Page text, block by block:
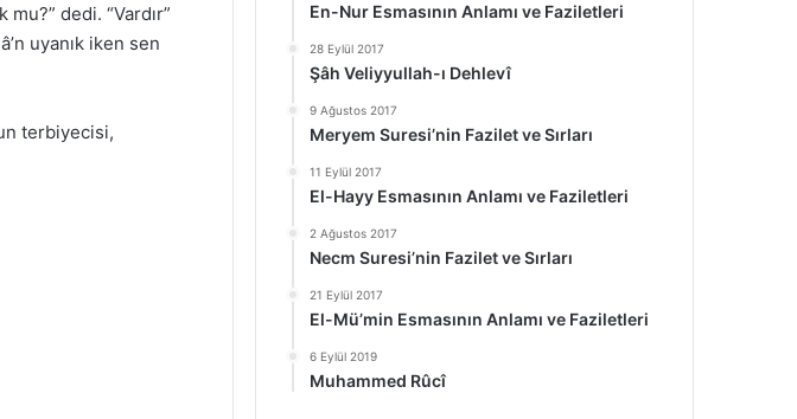
mu?” dedi. “Vardır”
uyanık iken sen
terbiyecisi,
En-Nur Esmasının Anlamı ve Faziletleri
28 Eylül 2017
Şâh Veliyyullah-ı Dehlevî
9 Ağustos 2017
Meryem Suresi’nin Fazilet ve Sırları
11 Eylül 2017
El-Hayy Esmasının Anlamı ve Faziletleri
2 Ağustos 2017
Necm Suresi’nin Fazilet ve Sırları
21 Eylül 2017
El-Mü’min Esmasının Anlamı ve Faziletleri
6 Eylül 2019
Muhammed Rûcî